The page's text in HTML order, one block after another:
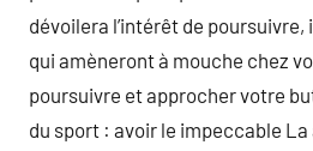
dévoilera l’intérêt de
qui amèneront à mouche chez
poursuivre et approcher votre
du sport : avoir le impeccable La